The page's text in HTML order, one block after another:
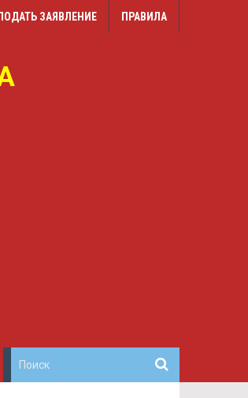
ПОДАТЬ ЗАЯВЛЕНИЕ ПРАВИЛА